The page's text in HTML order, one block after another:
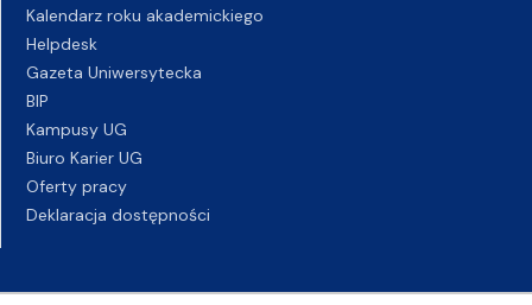
Kalendarz roku akademickiego
Helpdesk
Gazeta Uniwersytecka
BIP
Kampusy UG
Biuro Karier UG
Oferty pracy
Deklaracja dostępności